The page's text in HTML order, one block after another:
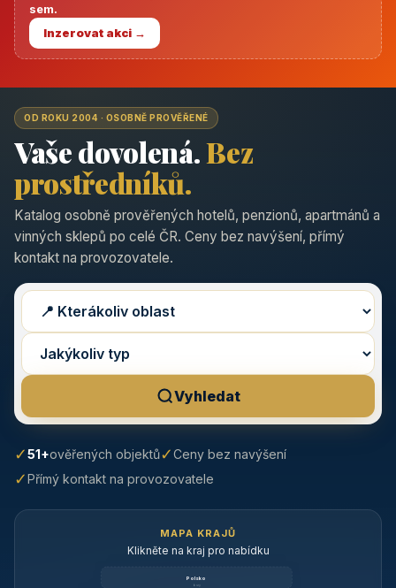
sem.
Inzerovat akci →
OD ROKU 2004 · OSOBNĚ PROVĚŘENÉ
Vaše dovolená.Bez
prostředníků.
Katalog osobně prověřených hotelů, penzionů, apartmánů a
vinných sklepů po celé ČR. Ceny bez navýšení, přímý
kontakt na provozovatele.
Vyhledat
✓51+ověřených objektů✓Ceny bez navýšení
✓Přímý kontakt na provozovatele
MAPA KRAJŮ
Klikněte na kraj pro nabídku
Polsko
brzy